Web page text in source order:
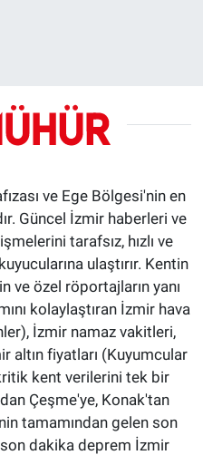
ve Ege Bölgesi'nin en
Güncel İzmir haberleri ve
tarafsız, hızlı ve
ulaştırır. Kentin
ve özel röportajların yanı
kolaylaştıran İzmir hava
İzmir namaz vakitleri,
altın fiyatları (Kuyumcular
kent verilerini tek bir
Çeşme'ye, Konak'tan
tamamından gelen son
dakika deprem İzmir